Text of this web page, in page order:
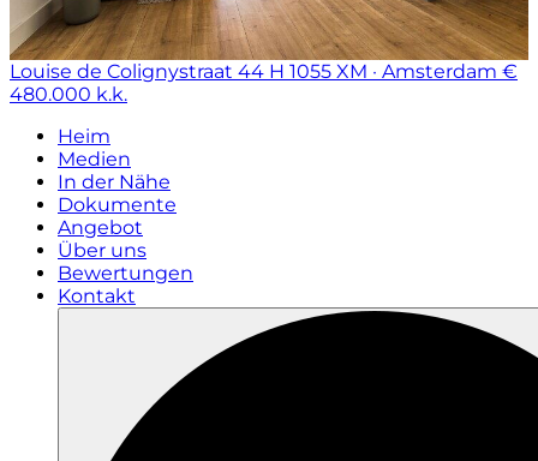
Louise de Colignystraat 44 H 1055 XM · Amsterdam €
480.000 k.k.
Heim
Medien
In der Nähe
Dokumente
Angebot
Über uns
Bewertungen
Kontakt